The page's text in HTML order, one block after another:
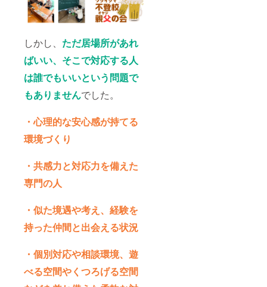
しかし、 ただ居場所があれ
ばいい、そこで対応する人
は誰でもいいという問題で
もありませんでした。
・心理的な安心感が持てる
環境づくり
・共感力と対応力を備えた
専門の人
・似た境遇や考え、経験を
持った仲間と出会える状況
・個別対応や相談環境、遊
べる空間やくつろげる空間